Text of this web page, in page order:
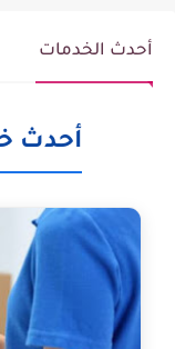
أحدث الخدمات
أحدث